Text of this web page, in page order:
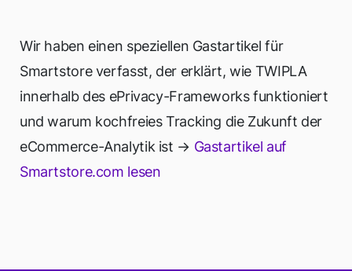
Wir haben einen speziellen Gastartikel für
Smartstore verfasst, der erklärt, wie TWIPLA
innerhalb des ePrivacy-Frameworks funktioniert
und warum kochfreies Tracking die Zukunft der
eCommerce-Analytik ist → Gastartikel auf
Smartstore.com lesen